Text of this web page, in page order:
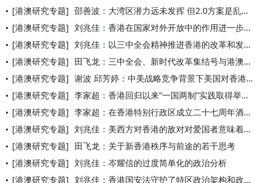
[港澳研究专题] 邵善波：大湾区潜力远未发挥 但2.0方案是乱下药
[港澳研究专题] 刘兆佳：香港在国家对外开放中的作用进一步提升
[港澳研究专题] 刘兆佳：以三中全会精神推进香港的改革和发展
[港澳研究专题] 田飞龙：三中全会、新时代改革集结号与港澳机遇
[港澳研究专题] 谢波 邱芳婷：中美战略竞争背景下美国对香港的制裁：发展演变、
[港澳研究专题] 李家超：香港回归以来“一国两制”实践取得举世瞩目的重大成就
[港澳研究专题] 李家超：在香港特别行政区成立二十七周年酒会的致辞（全文）
[港澳研究专题] 刘兆佳：美西方对香港的敌对对爱国者意味着什么
[港澳研究专题] 田飞龙：关于新香港秩序与前途的若干思考
[港澳研究专题] 刘兆佳：岑耀信的过度简单化的政治分析
[港澳研究专题] 刘兆佳：香港国安法守护了特区政治架构和政治秩序